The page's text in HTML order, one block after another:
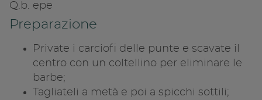
Q.b. epe
Preparazione
Private i carciofi delle punte e scavate il
centro con un coltellino per eliminare le
barbe;
Tagliateli a metà e poi a spicchi sottili;